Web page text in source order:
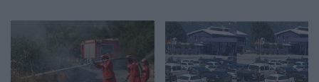
të japë dorëheqjen
shkrumbua vetëm një
magazinë